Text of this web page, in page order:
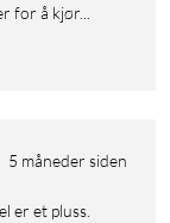
for å kjør...
5 måneder siden
er et pluss.